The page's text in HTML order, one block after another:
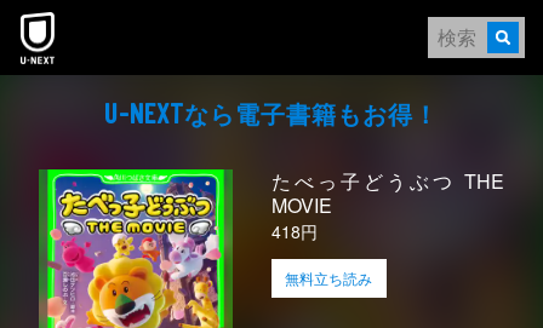
本文へスキップ
U-NEXTなら電⼦書籍もお得！
たべっ子どうぶつ THE
MOVIE
418円
無料立ち読み